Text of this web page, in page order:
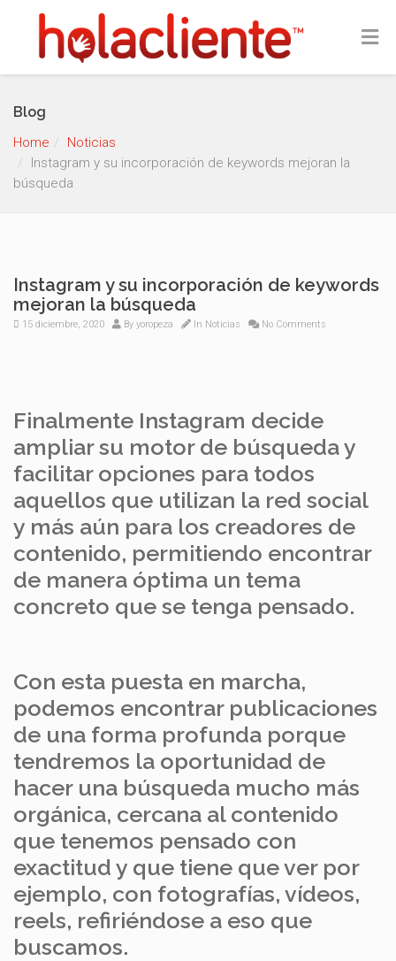
Blog
Home
Noticias
Instagram y su incorporación de keywords mejoran la
búsqueda
Instagram y su incorporación de keywords
mejoran la búsqueda
15 diciembre, 2020 By yoropeza In Noticias No Comments
Finalmente Instagram decide
ampliar su motor de búsqueda y
facilitar opciones para todos
aquellos que utilizan la red social
y más aún para los creadores de
contenido, permitiendo encontrar
de manera óptima un tema
concreto que se tenga pensado.
Con esta puesta en marcha,
podemos encontrar publicaciones
de una forma profunda porque
tendremos la oportunidad de
hacer una búsqueda mucho más
orgánica, cercana al contenido
que tenemos pensado con
exactitud y que tiene que ver por
ejemplo, con fotografías, vídeos,
reels, refiriéndose a eso que
buscamos.